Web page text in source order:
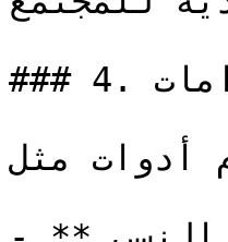
### 4. أدوات التحليل والاستخدامات
أدوات مثل: